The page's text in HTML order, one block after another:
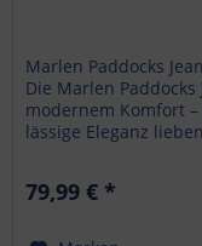
Marlen Paddocks
Die Marlen
modernem Komfort
lässige Eleganz
79,99 € *